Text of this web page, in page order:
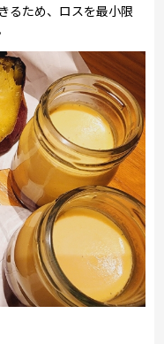
るため、ロスを最小限